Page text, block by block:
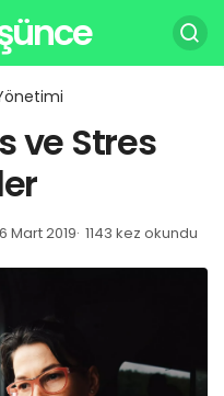
ve Stres
Mart 2019 1143 kez okundu